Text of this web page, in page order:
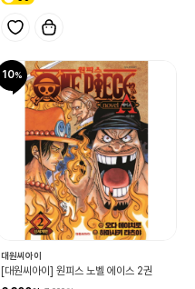
10
대원씨아이
[대원씨아이] 원피스 노벨 에이스 2권